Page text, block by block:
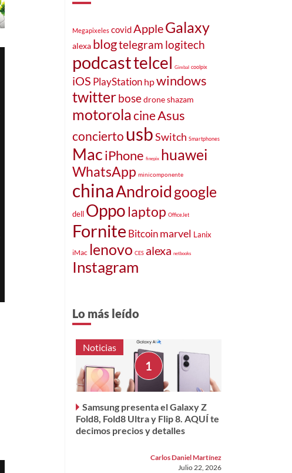
Megapixeles covidAppleGalaxy
alexa blogtelegram logitech
podcasttelcel Gimbal coolpix
iOS PlayStation hpwindows
twitterbosedroneshazam
motorolacineAsus
conciertousbSwitch Smartphones
MaciPhone finepix huawei
WhatsApp minicomponente
chinaAndroid google
dell Oppolaptop OfficeJet
Fornite Bitcoinmarvel Lanix
iMac lenovo CES alexa netbooks
Instagram
Lo más leído
Noticias
Samsung presenta el Galaxy Z
Fold8, Fold8 Ultra y Flip 8. AQUÍ te
decimos precios y detalles
Carlos Daniel Martínez
Julio 22, 2026